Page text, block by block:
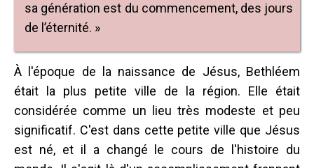
sa génération est du commencement, des jours
de l’éternité. »
À l'époque de la naissance de Jésus, Bethléem
était la plus petite ville de la région. Elle était
considérée comme un lieu très modeste et peu
significatif. C'est dans cette petite ville que Jésus
est né, et il a changé le cours de l'histoire du